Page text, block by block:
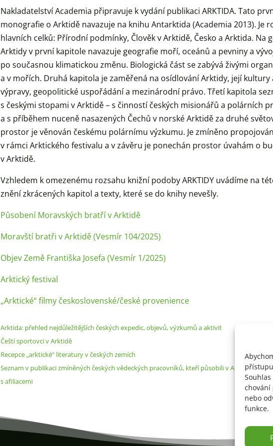
chování
nebo
funkce.
Nakladatelství Academia připravuje k vydání publikaci ARKTIDA. Tato
monografie o Arktidě navazuje na knihu Antarktida (Academia 2013). Je
hlavních celků: Přírodní podmínky, Člověk v Arktidě, Česko a Arktida. Na
Arktidy v první kapitole navazuje geografie moří, oceánů a pevniny a
po současnou klimatickou změnu. Biologická část se zabývá živými
a v mořích. Druhá kapitola je zaměřená na osídlování Arktidy, její kultury
výpravy, geopolitické uspořádání a mezinárodní právo. Třetí kapitola
s českými stopami v Arktidě – s činností českých misionářů a polárních
a s příběhem nuceně nasazených Čechů v norské Arktidě za druhé
prostor je věnován českému polárnímu výzkumu. Je zmíněno
v rámci Arktického festivalu a v závěru je ponechán prostor úvahám o
v Arktidě.
Vzhledem k omezenému rozsahu knižní podoby ARKTIDY uvádíme na
znění zkrácených kapitol a texty, které se do knihy nevešly.
Působení Moravských bratří v Arktidě
Moravští bratři v Arktidě (Vesmír 104/2025)
Objev Země Františka Josefa (Vesmír 1/2025)
Arktický festival
„Arktické“ filmy československé/české provenience
Arktida: přehled nejdůležitějších českých expedic, objevů, výzkumů a aktivit
Čeští sportovci v Arktidě
Recepce „arktické“ literatury v českých zemích
Seznam v publikaci zmíněných českých vědeckých pracovníků, kteří působili v Arktidě nebo
s afiliacemi